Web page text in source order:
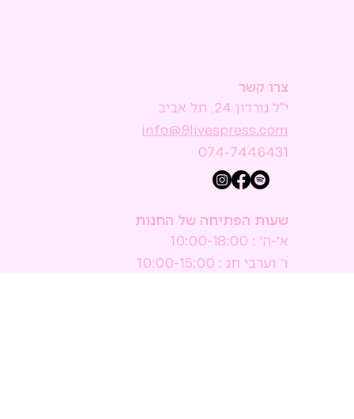
שעות הפתיחה של החנות
א׳-ה׳ : 10:00-18:00
ו׳ וערבי חג : 10:00-15:00
צרו קשר
י"ל גורדון 24, תל אביב
074-7446431